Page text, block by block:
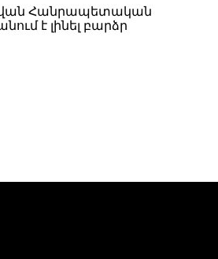
Հանրապետական
է լինել բարձր